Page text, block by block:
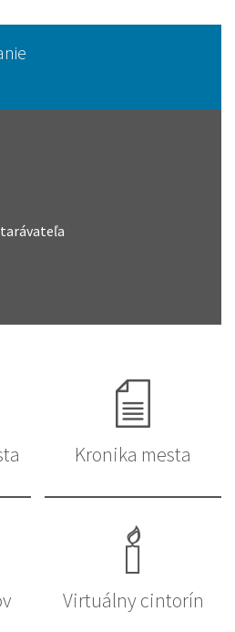
Kronika mesta
Virtuálny cintorín